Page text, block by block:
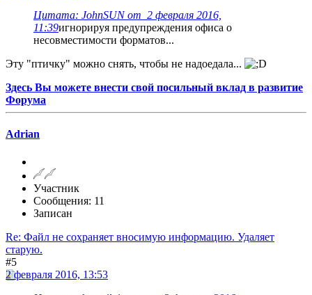
Цитата: JohnSUN от 2 февраля 2016,
11:39игнорируя предупреждения офиса о
несовместимости форматов...
Эту "птичку" можно снять, чтобы не надоедала...
Здесь Вы можете внести свой посильный вклад в развитие
Форума
Adrian
Участник
Сообщения: 11
Записан
Re: Файл не сохраняет вносимую информацию. Удаляет
старую.
#5
2 февраля 2016, 13:53